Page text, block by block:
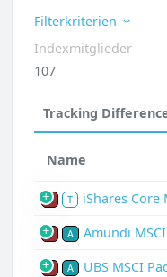
Filterkriterien
Indexmitglieder
107
Tracking
Name
P T iShares Core
P A Amundi
P A UBS MSCI